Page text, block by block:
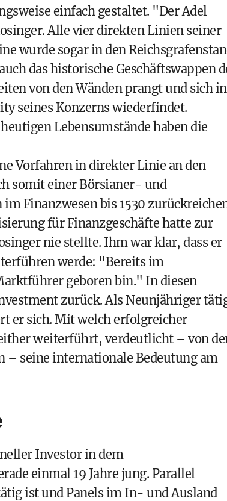
einfach gestaltet. "Der Adel
Alle vier direkten Linien seiner
wurde sogar in den
das historische Geschäftswappen
von den Wänden prangt und sich in
seines Konzerns wiederfindet.
Lebensumstände haben die
Vorfahren in direkter Linie an den
somit einer Börsianer- und
Finanzwesen bis 1530
für Finanzgeschäfte hatte zur
nie stellte. Ihm war klar, dass er
werde: "Bereits im
geboren bin." In diesen
zurück. Als Neunjähriger
er sich. Mit welch erfolgreicher
weiterführt, verdeutlicht – von
– seine internationale Bedeutung am
Investor in dem
einmal 19 Jahre jung. Parallel
ist und Panels im In- und Ausland